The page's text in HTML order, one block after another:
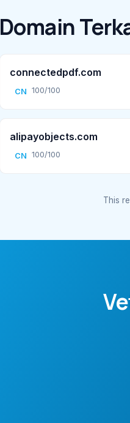
Domain
connectedpdf.com
CN 100/100
alipayobjects.com
CN 100/100
This